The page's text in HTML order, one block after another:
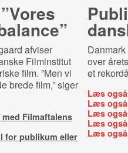
afviser
Filminstitut
film. ”Men vi
brede film,” siger
Filmaftalens
for publikum eller
over
et
Læs
Læs
Læs
Læs
Læs